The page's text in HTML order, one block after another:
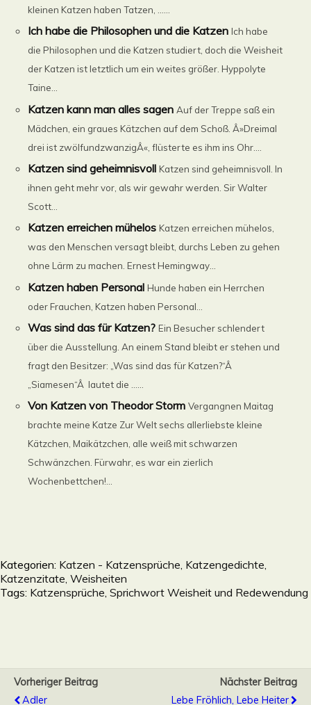
kleinen Katzen haben Tatzen, ......
Ich habe die Philosophen und die Katzen Ich habe
die Philosophen und die Katzen studiert, doch die Weisheit
der Katzen ist letztlich um ein weites größer. Hyppolyte
Taine...
Katzen kann man alles sagen Auf der Treppe saß ein
Mädchen, ein graues Kätzchen auf dem Schoß. Â»Dreimal
drei ist zwölfundzwanzigÂ«, flüsterte es ihm ins Ohr....
Katzen sind geheimnisvoll Katzen sind geheimnisvoll. In
ihnen geht mehr vor, als wir gewahr werden. Sir Walter
Scott...
Katzen erreichen mühelos Katzen erreichen mühelos,
was den Menschen versagt bleibt, durchs Leben zu gehen
ohne Lärm zu machen. Ernest Hemingway...
Katzen haben Personal Hunde haben ein Herrchen
oder Frauchen, Katzen haben Personal...
Was sind das für Katzen? Ein Besucher schlendert
über die Ausstellung. An einem Stand bleibt er stehen und
fragt den Besitzer: „Was sind das für Katzen?“Â
„Siamesen“Â lautet die ......
Von Katzen von Theodor Storm Vergangnen Maitag
brachte meine Katze Zur Welt sechs allerliebste kleine
Kätzchen, Maikätzchen, alle weiß mit schwarzen
Schwänzchen. Fürwahr, es war ein zierlich
Wochenbettchen!...
Kategorien: Katzen - Katzensprüche, Katzengedichte,
Katzenzitate, Weisheiten
Tags: Katzensprüche Sprichwort Weisheit und Redewendung
Vorheriger Beitrag
Adler
Nächster Beitrag
Lebe Fröhlich, Lebe Heiter